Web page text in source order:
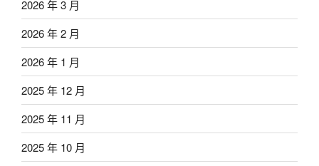
2026 年 3 月
2026 年 2 月
2026 年 1 月
2025 年 12 月
2025 年 11 月
2025 年 10 月